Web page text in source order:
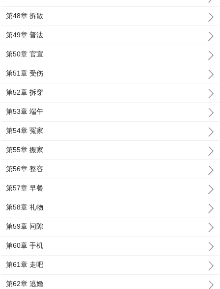
第48章 拆散
第49章 普法
第50章 官宣
第51章 受伤
第52章 拆穿
第53章 端午
第54章 冤家
第55章 搬家
第56章 整容
第57章 早餐
第58章 礼物
第59章 间隙
第60章 手机
第61章 走吧
第62章 逃婚